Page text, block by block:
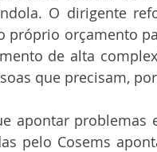
O dirigente
próprio orçamento
de alta
que precisam,
apontar problemas
pelo Cosems